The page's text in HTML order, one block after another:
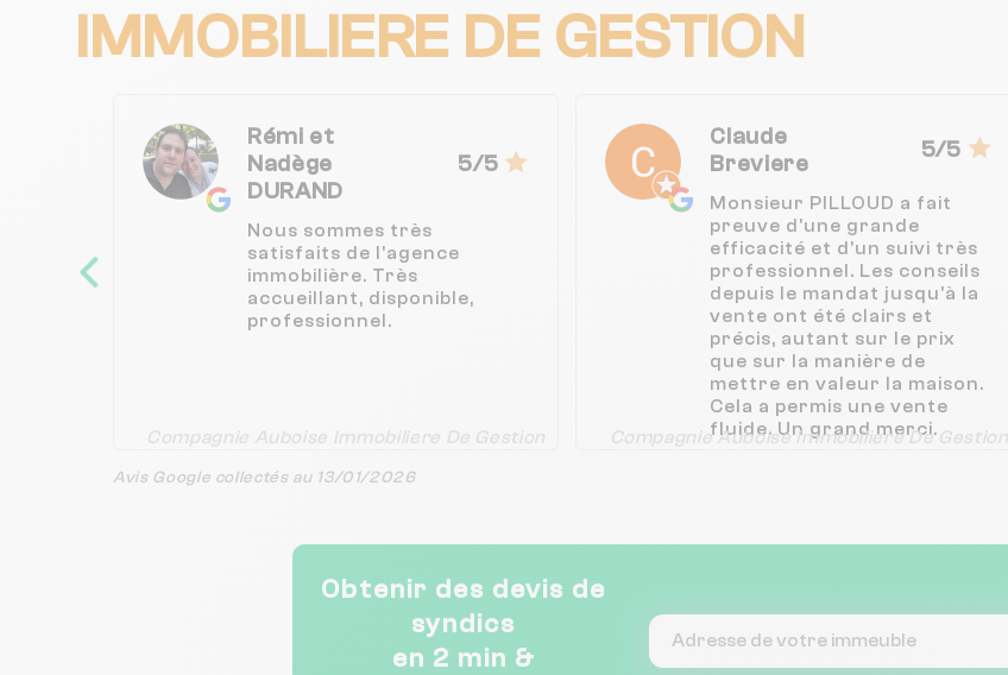
IMMOBILIERE DE GESTION
Rémi et
Nadège
DURAND
5/5
Nous sommes très
satisfaits de l'agence
immobilière. Très
accueillant, disponible,
professionnel.
Compagnie Auboise Immobiliere De Gestion
Claude
Breviere
5/5
Monsieur PILLOUD a fait
preuve d'une grande
efficacité et d'un suivi très
professionnel. Les conseils
depuis le mandat jusqu'à la
vente ont été clairs et
précis, autant sur le prix
que sur la manière de
mettre en valeur la maison.
Cela a permis une vente
fluide. Un grand merci.
Compagnie Auboise Immobiliere De Gestion
Avis Google collectés au 13/01/2026
Obtenir des devis de
syndics
en 2 min &